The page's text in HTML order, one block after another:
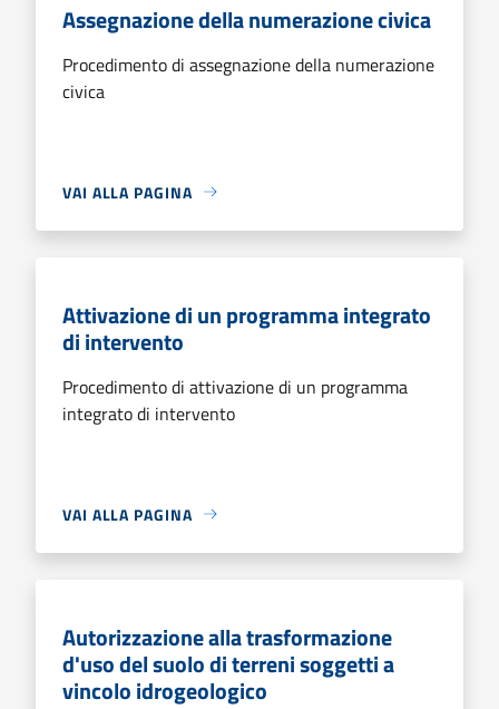
Assegnazione della numerazione civica
Procedimento di assegnazione della numerazione
civica
VAI ALLA PAGINA
Attivazione di un programma integrato
di intervento
Procedimento di attivazione di un programma
integrato di intervento
VAI ALLA PAGINA
Autorizzazione alla trasformazione
d'uso del suolo di terreni soggetti a
vincolo idrogeologico